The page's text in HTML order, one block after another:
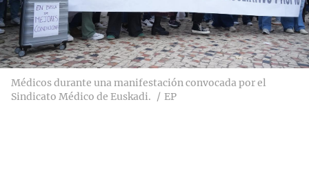
Médicos durante una manifestación convocada por el
Sindicato Médico de Euskadi.
EP